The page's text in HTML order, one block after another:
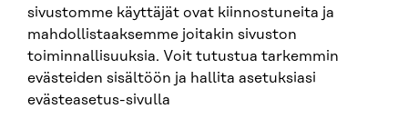
sivustomme käyttäjät ovat kiinnostuneita ja
mahdollistaaksemme joitakin sivuston
toiminnallisuuksia. Voit tutustua tarkemmin
evästeiden sisältöön ja hallita asetuksiasi
evästeasetus-sivulla
LinkedIn
Instagram
YouTube